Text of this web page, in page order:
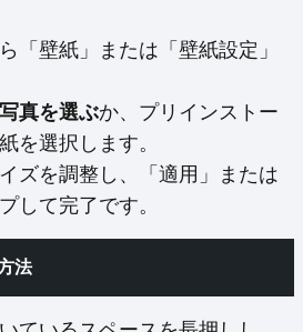
「壁紙」または「壁紙設定」
真を選ぶか、プリインストー
を選択します。
ズを調整し、「適用」または
して完了です。
法